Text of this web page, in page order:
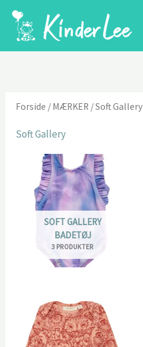
Forside / MÆRKER / Soft Gallery
Soft Gallery
SOFT GALLERY
BADETØJ
3 PRODUKTER